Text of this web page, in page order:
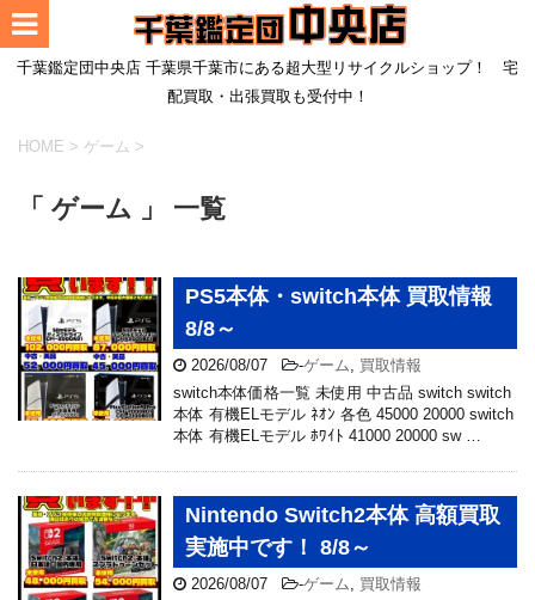
千葉鑑定団中央店 千葉県千葉市にある超大型リサイクルショップ！ 宅
配買取・出張買取も受付中！
HOME > ゲーム >
「 ゲーム 」 一覧
PS5本体・switch本体 買取情報
8/8～
2026/08/07 -ゲーム
買取情報
switch本体価格一覧 未使用 中古品 switch switch
本体 有機ELモデル ﾈｵﾝ 各色 45000 20000 switch
本体 有機ELモデル ﾎﾜｲﾄ 41000 20000 sw …
Nintendo Switch2本体 高額買取
実施中です！ 8/8～
2026/08/07 -ゲーム
買取情報